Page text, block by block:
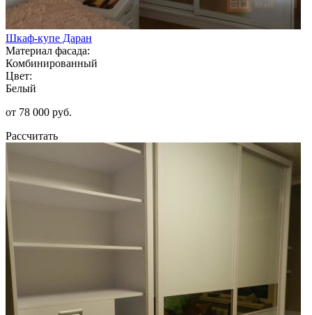
Шкаф-купе Даран
Материал фасада:
Комбинированный
Цвет:
Белый
от 78 000 руб.
Рассчитать